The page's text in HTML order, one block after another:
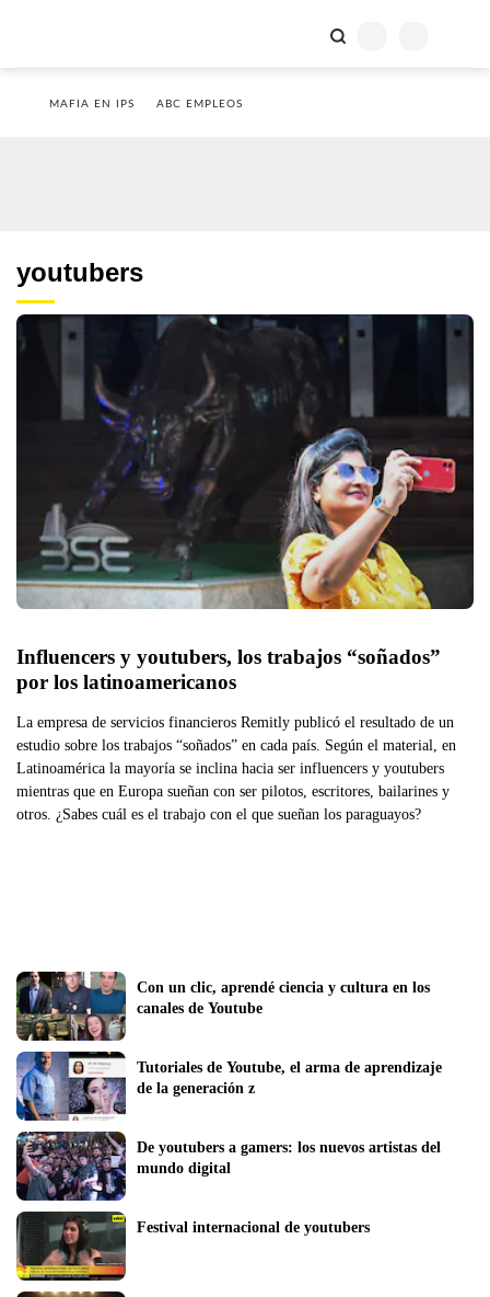
MAFIA EN IPS ABC EMPLEOS
youtubers
Influencers y youtubers, los trabajos “soñados”
por los latinoamericanos
La empresa de servicios financieros Remitly publicó el resultado de un
estudio sobre los trabajos “soñados” en cada país. Según el material, en
Latinoamérica la mayoría se inclina hacia ser influencers y youtubers
mientras que en Europa sueñan con ser pilotos, escritores, bailarines y
otros. ¿Sabes cuál es el trabajo con el que sueñan los paraguayos?
Con un clic, aprendé ciencia y cultura en los
canales de Youtube
Tutoriales de Youtube, el arma de aprendizaje
de la generación z
De youtubers a gamers: los nuevos artistas del
Festival internacional de youtubers